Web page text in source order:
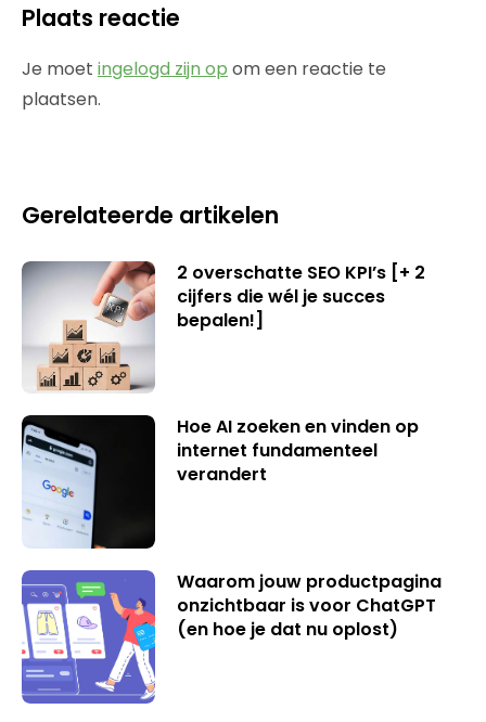
Plaats reactie
Je moet ingelogd zijn op om een reactie te
plaatsen.
Gerelateerde artikelen
2 overschatte SEO KPI’s [+ 2
cijfers die wél je succes
bepalen!]
Hoe AI zoeken en vinden op
internet fundamenteel
verandert
Waarom jouw productpagina
onzichtbaar is voor ChatGPT
(en hoe je dat nu oplost)